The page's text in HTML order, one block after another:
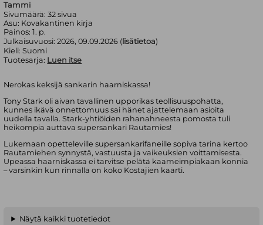
Tammi
Sivumäärä:32 sivua
Asu: Kovakantinen kirja
Painos:1. p.
Julkaisuvuosi:2026, 09.09.2026 ( lisätietoa)
Kieli:Suomi
Tuotesarja: Luen itse
Nerokas keksijä sankarin haarniskassa!
Tony Stark oli aivan tavallinen upporikas teollisuuspohatta,
kunnes ikävä onnettomuus sai hänet ajattelemaan asioita
uudella tavalla. Stark-yhtiöiden rahanahneesta pomosta tuli
heikompia auttava supersankari Rautamies!
Lukemaan opetteleville supersankarifaneille sopiva tarina kertoo
Rautamiehen synnystä, vastuusta ja vaikeuksien voittamisesta.
Upeassa haarniskassa ei tarvitse pelätä kaameimpiakaan konnia
– varsinkin kun rinnalla on koko Kostajien kaarti.
Näytä kaikki tuotetiedot